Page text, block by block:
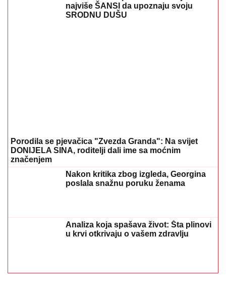
Komfor po meri klijenata: nova linija paketa ALTA